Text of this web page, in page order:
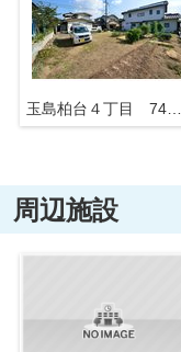
玉島柏台４丁目 74坪 東側道路５m 整形地
周辺施設